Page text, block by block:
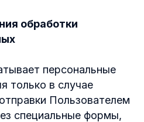
обработки
персональные
только в случае
Пользователем
специальные формы,